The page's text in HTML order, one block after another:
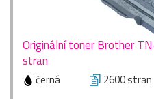
Originální toner Brother
stran
černá 2600 stran